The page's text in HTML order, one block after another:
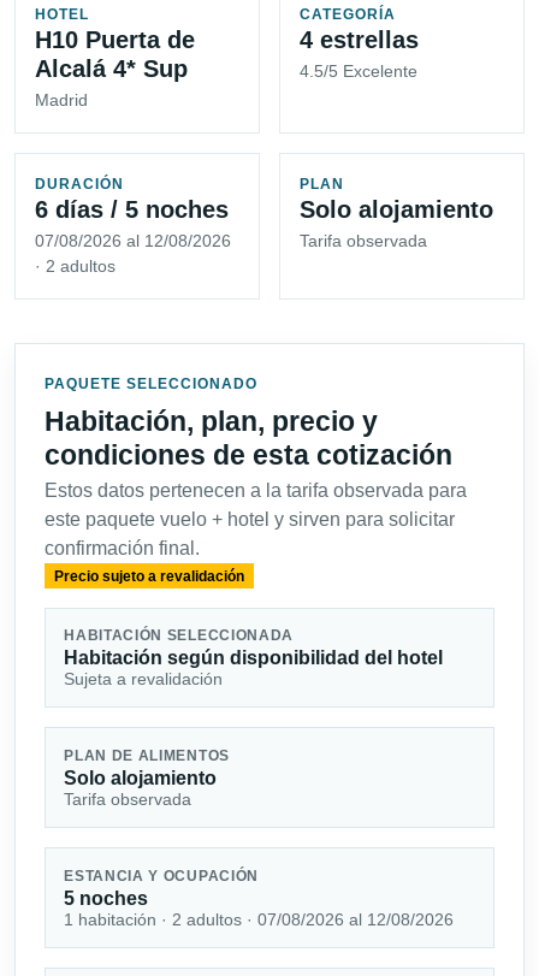
HOTEL
H10 Puerta de
Alcalá 4* Sup
Madrid
CATEGORÍA
4 estrellas
4.5/5 Excelente
DURACIÓN
6 días / 5 noches
07/08/2026 al 12/08/2026
· 2 adultos
PLAN
Solo alojamiento
Tarifa observada
PAQUETE SELECCIONADO
Habitación, plan, precio y
condiciones de esta cotización
Estos datos pertenecen a la tarifa observada para
este paquete vuelo + hotel y sirven para solicitar
confirmación final.
Precio sujeto a revalidación
HABITACIÓN SELECCIONADA
Habitación según disponibilidad del hotel
Sujeta a revalidación
PLAN DE ALIMENTOS
Solo alojamiento
Tarifa observada
ESTANCIA Y OCUPACIÓN
5 noches
1 habitación · 2 adultos · 07/08/2026 al 12/08/2026